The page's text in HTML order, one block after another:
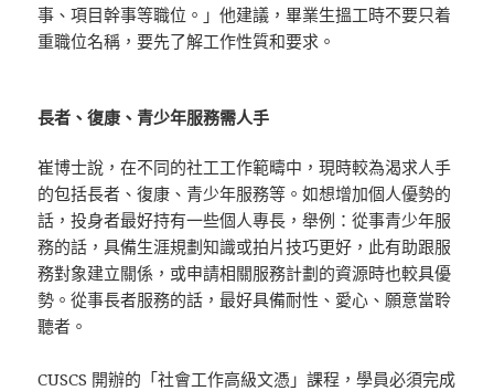
事、項目幹事等職位。」他建議，畢業生搵工時不要只着
重職位名稱，要先了解工作性質和要求。
長者、復康、青少年服務需人手
崔博士說，在不同的社工工作範疇中，現時較為渴求人手
的包括長者、復康、青少年服務等。如想增加個人優勢的
話，投身者最好持有一些個人專長，舉例：從事青少年服
務的話，具備生涯規劃知識或拍片技巧更好，此有助跟服
務對象建立關係，或申請相關服務計劃的資源時也較具優
勢。從事長者服務的話，最好具備耐性、愛心、願意當聆
聽者。
CUSCS 開辦的「社會工作高級文憑」課程，學員必須完成